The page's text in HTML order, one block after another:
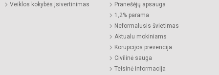
Veiklos kokybės įsivertinimas
Pranešėjų apsauga
1,2% parama
Neformalusis švietimas
Aktualu mokiniams
Korupcijos prevencija
Civilinė sauga
Teisinė informacija